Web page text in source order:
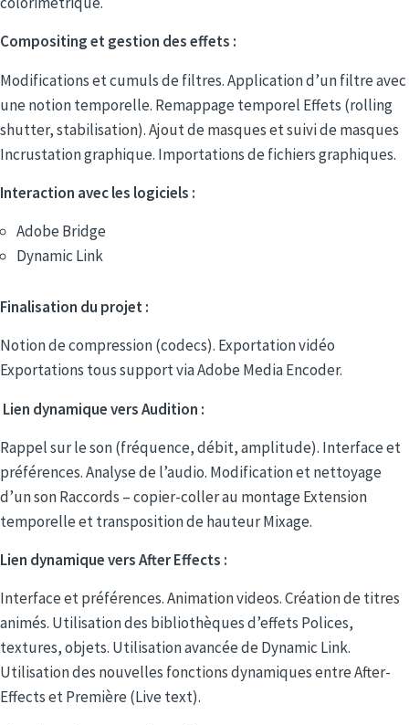
Compositing et gestion des effets :
Modifications et cumuls de filtres. Application d’un filtre avec
une notion temporelle. Remappage temporel Effets (rolling
shutter, stabilisation). Ajout de masques et suivi de masques
Incrustation graphique. Importations de fichiers graphiques.
Interaction avec les logiciels :
Adobe Bridge
Dynamic Link
Finalisation du projet :
Notion de compression (codecs). Exportation vidéo
Exportations tous support via Adobe Media Encoder.
Lien dynamique vers Audition :
Rappel sur le son (fréquence, débit, amplitude). Interface et
préférences. Analyse de l’audio. Modification et nettoyage
d’un son Raccords – copier-coller au montage Extension
temporelle et transposition de hauteur Mixage.
Lien dynamique vers After Effects :
Interface et préférences. Animation videos. Création de titres
animés. Utilisation des bibliothèques d’effets Polices,
textures, objets. Utilisation avancée de Dynamic Link.
Utilisation des nouvelles fonctions dynamiques entre After-
Effects et Première (Live text).